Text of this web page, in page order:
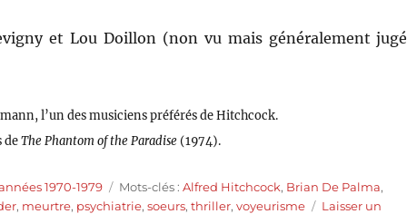
et Lou Doillon (non vu mais généralement jugé
l’un des musiciens préférés de Hitchcock.
deThe Phantom of the Paradise(1974).
1970-1979 Étiquettes
Mots-clés :Alfred Hitchcock, Brian De Palma,
, meurtre, psychiatrie,soeurs,thriller,voyeurisme
Laisser un